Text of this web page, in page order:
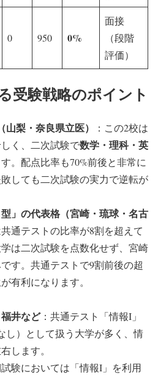
0 950 0%
面接
（段階
評価）
受験戦略のポイント
山梨・奈良県立医）
：この2校は
く、二次試験で数学・理科・英
。配点比率も70%前後と非常に
しても二次試験の実力で逆転が
」の代表格（宮崎・琉球・名古
通テストの比率が8割を超えて
は二次試験を点数化せず、宮崎
す。共通テストで9割前後の超
有利になります。
井など：共通テスト「情報I」
し）として扱う大学が多く、情
します。
試験においては「情報I」を利用